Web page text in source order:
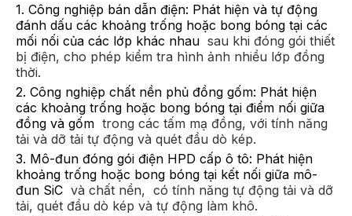
1. Công nghiệp bán dẫn điện: Phát hiện và tự động
đánh dấu các khoảng trống hoặc bong bóng tại các
mối nối của các lớp khác nhau sau khi đóng gói thiết
bị điện, cho phép kiểm tra hình ảnh nhiều lớp đồng
thời.
2. Công nghiệp chất nền phủ đồng gốm: Phát hiện
các khoảng trống hoặc bong bóng tại điểm nối giữa
đồng và gốm trong các tấm mạ đồng, với tính năng
tải và dỡ tải tự động và quét đầu dò kép.
3. Mô-đun đóng gói điện HPD cấp ô tô: Phát hiện
khoảng trống hoặc bong bóng tại kết nối giữa mô-
đun SiC và chất nền, có tính năng tự động tải và dỡ
tải, quét đầu dò kép và tự động làm khô.